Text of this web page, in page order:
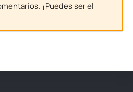
¡Puedes ser el